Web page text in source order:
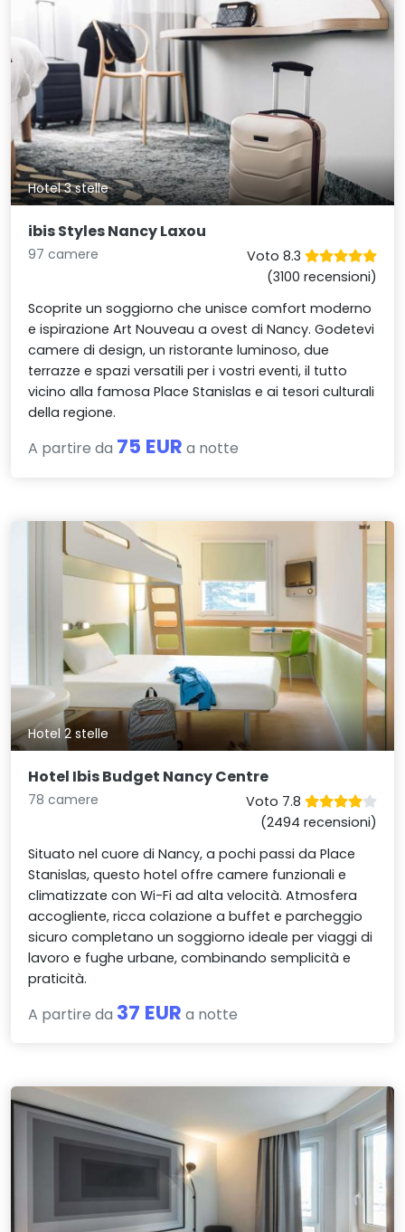
Hotel 3 stelle
ibis Styles Nancy Laxou
97 camere
Voto 8.3
(3100 recensioni)
Scoprite un soggiorno che unisce comfort moderno
e ispirazione Art Nouveau a ovest di Nancy. Godetevi
camere di design, un ristorante luminoso, due
terrazze e spazi versatili per i vostri eventi, il tutto
vicino alla famosa Place Stanislas e ai tesori culturali
della regione.
A partire da 75 EUR a notte
Hotel 2 stelle
Hotel Ibis Budget Nancy Centre
78 camere
Voto 7.8
(2494 recensioni)
Situato nel cuore di Nancy, a pochi passi da Place
Stanislas, questo hotel offre camere funzionali e
climatizzate con Wi-Fi ad alta velocità. Atmosfera
accogliente, ricca colazione a buffet e parcheggio
sicuro completano un soggiorno ideale per viaggi di
lavoro e fughe urbane, combinando semplicità e
praticità.
A partire da 37 EUR a notte